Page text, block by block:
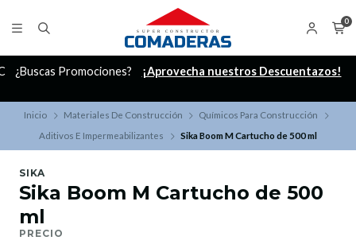
0
¿Buscas Promociones? ¡Aprovecha nuestros Descuentazos!
Inicio Materiales De Construcción
Químicos Para Construcción
Aditivos E Impermeabilizantes
Sika Boom M Cartucho de 500 ml
SIKA
Sika Boom M Cartucho de 500
ml
PRECIO